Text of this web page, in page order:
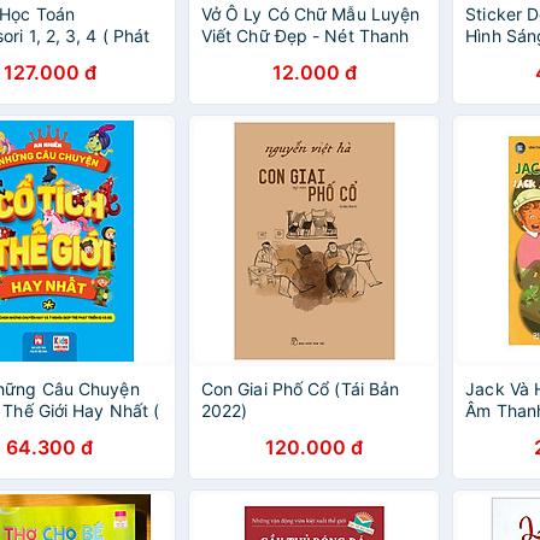
Toán
1, 2, 3, 4 ( Phát
127.000 đ
Vở Ô Ly Có Chữ Mẫu Luyện
Viết Chữ Đẹp - Nét Thanh
Tập 1 (Tái Bản)
12.000 đ
Sticker
Hình
Câu Chuyện
Giới Hay Nhất (
nghĩa giúp trẻ
IQ và CQ)
64.300 đ
Con Giai Phố Cổ (Tái Bản
2022)
120.000 đ
Jack Và
Âm